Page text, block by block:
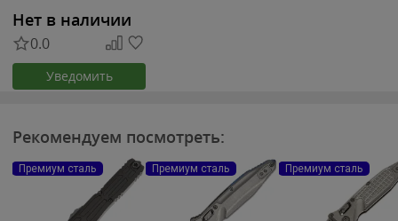
Нет в наличии
0.0
Уведомить
Рекомендуем посмотреть:
Премиум сталь Премиум сталь Премиум сталь